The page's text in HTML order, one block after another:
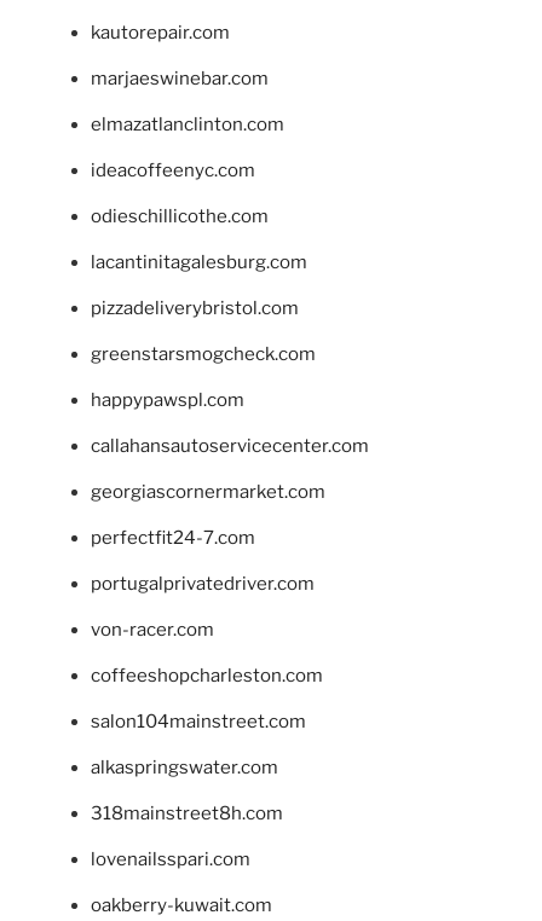
kautorepair.com
marjaeswinebar.com
elmazatlanclinton.com
ideacoffeenyc.com
odieschillicothe.com
lacantinitagalesburg.com
pizzadeliverybristol.com
greenstarsmogcheck.com
happypawspl.com
callahansautoservicecenter.com
georgiascornermarket.com
perfectfit24-7.com
portugalprivatedriver.com
von-racer.com
coffeeshopcharleston.com
salon104mainstreet.com
alkaspringswater.com
318mainstreet8h.com
lovenailsspari.com
oakberry-kuwait.com